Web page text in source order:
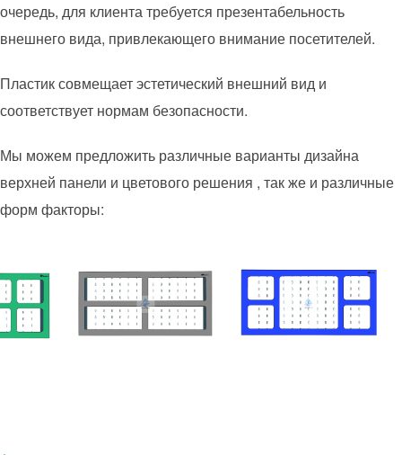
очередь, для клиента требуется презентабельность
внешнего вида, привлекающего внимание посетителей.
Пластик совмещает эстетический внешний вид и
соответствует нормам безопасности.
Мы можем предложить различные варианты дизайна
верхней панели и цветового решения , так же и различные
форм факторы: